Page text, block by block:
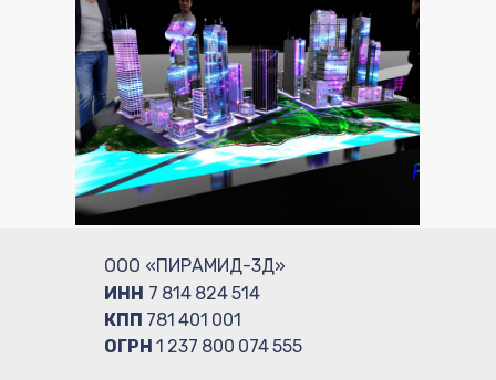
ИНН 7 814 824 514
КПП 781 401 001
ОГРН 1 237 800 074 555
ООО «ПИРАМИД-3Д»